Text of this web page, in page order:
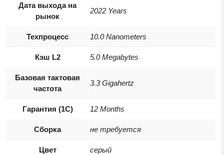
Дата выхода на
рынок
2022 Years
Техпроцесс 10.0 Nanometers
Кэш L2 5.0 Megabytes
Базовая тактовая
частота
3.3 Gigahertz
Гарантия (1С) 12 Months
Сборка не требуется
Цвет серый